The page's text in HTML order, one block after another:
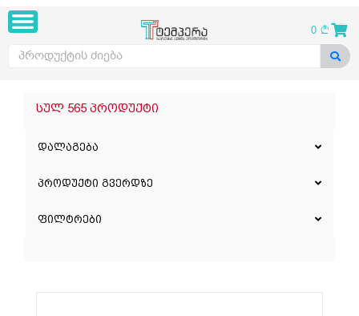
0
სულ 565 პროდუქტი
დალაგება
პროდუქტი გვერდზე
ფილტრები